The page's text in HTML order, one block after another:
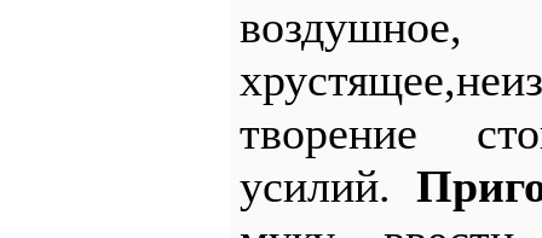
воздушное,
творение
усилий.